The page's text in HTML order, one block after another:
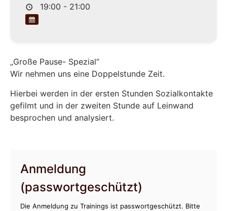
19:00 - 21:00
„Große Pause- Spezial“
Wir nehmen uns eine Doppelstunde Zeit.
Hierbei werden in der ersten Stunden Sozialkontakte
gefilmt und in der zweiten Stunde auf Leinwand
besprochen und analysiert.
Anmeldung
(passwortgeschützt)
Die Anmeldung zu Trainings ist passwortgeschützt. Bitte